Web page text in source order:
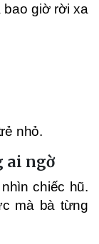
giờ rời xa
nhỏ.
ai ngờ
chiếc hũ.
mà bà từng